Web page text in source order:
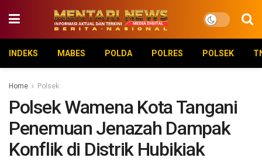
INDEKS MABES POLDA POLRES POLSEK
Home Polsek
Polsek Wamena Kota Tangani
Penemuan Jenazah Dampak
Konflik di Distrik Hubikiak